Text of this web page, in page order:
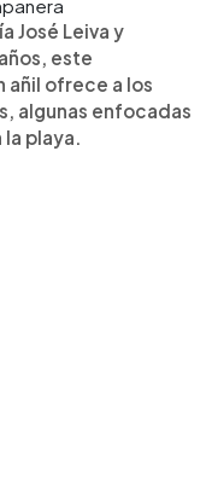
José Leiva y
este
añil ofrece a los
algunas enfocadas
playa.